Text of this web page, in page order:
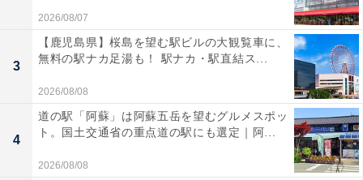
2026/08/07
3
【鹿児島県】桜島を望む駅ビルの大観覧車に、
無料の駅ナカ足湯も！ 駅ナカ・駅直結ス...
2026/08/08
4
道の駅「阿蘇」は阿蘇五岳を望むグルメスポッ
ト。国土交通省の重点道の駅にも選定｜阿...
2026/08/08